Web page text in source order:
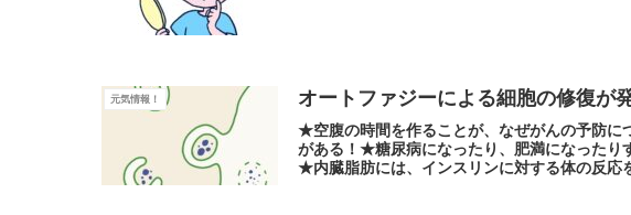
元気情報！ オートファジーによる細胞の修復が
★空腹の時間を作ることが、なぜがんの予防に
がある！★糖尿病になったり、肥満になったり
★内臓脂肪には、インスリンに対する体の反